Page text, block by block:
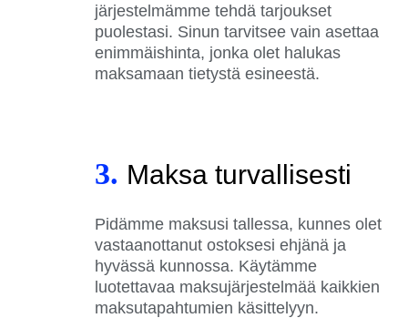
järjestelmämme tehdä tarjoukset
puolestasi. Sinun tarvitsee vain asettaa
enimmäishinta, jonka olet halukas
maksamaan tietystä esineestä.
3. Maksa turvallisesti
Pidämme maksusi tallessa, kunnes olet
vastaanottanut ostoksesi ehjänä ja
hyvässä kunnossa. Käytämme
luotettavaa maksujärjestelmää kaikkien
maksutapahtumien käsittelyyn.